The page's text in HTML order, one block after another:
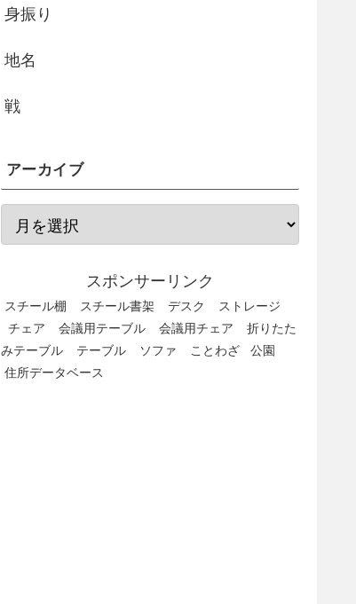
身振り
地名
戦
アーカイブ
スポンサーリンク
スチール棚 スチール書架 デスク
ストレージ
チェア
会議用テーブル 会議用チェア
折りたた
みテーブル
テーブル ソファ ことわざ
公園
住所データベース